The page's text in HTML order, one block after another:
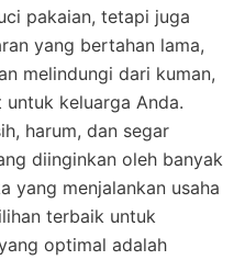
pakaian, tetapi juga
yang bertahan lama,
melindungi dari kuman,
keluarga Anda.
harum, dan segar
diinginkan oleh banyak
yang menjalankan usaha
terbaik untuk
optimal adalah